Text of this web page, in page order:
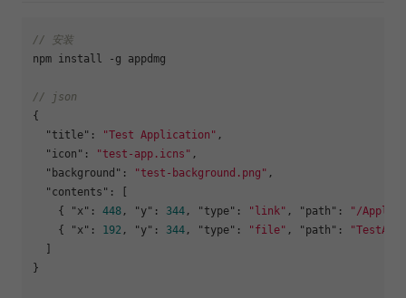
// 安装
npm install -g appdmg
// json
{
"title" : "Test Application" ,
"icon" : "test-app.icns" ,
"background" : "test-background.png" ,
"contents" :
[
{
"x" : 448 , "y" : 344 , "type" : "link" , "path" :
"/
{
"x" : 192 , "y" : 344 , "type" : "file" , "path" :
]
}